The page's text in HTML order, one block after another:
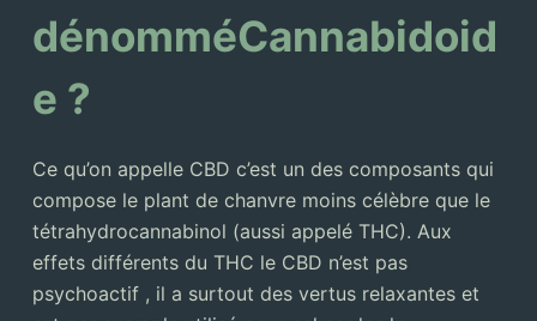
dénomméCannabidoid
e ?
Ce qu’on appelle CBD c’est un des composants qui
compose le plant de chanvre moins célèbre que le
tétrahydrocannabinol (aussi appelé THC). Aux
effets différents du THC le CBD n’est pas
psychoactif , il a surtout des vertus relaxantes et